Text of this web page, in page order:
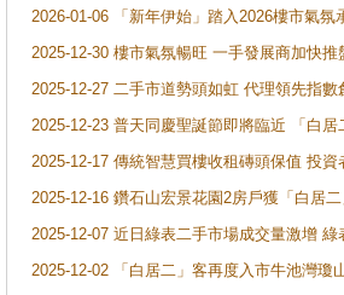
2026-01-06 「新年伊始」踏入2026樓市氣
2025-12-30 樓市氣氛暢旺 一手發展商加快
2025-12-27 二手市道勢頭如虹 代理領先指
2025-12-23 普天同慶聖誕節即將臨近 「白
2025-12-17 傳統智慧買樓收租磚頭保值 投
2025-12-16 鑽石山宏景花園2房戶獲「白居
2025-12-07 近日綠表二手市場成交量激增
2025-12-02 「白居二」客再度入市牛池灣